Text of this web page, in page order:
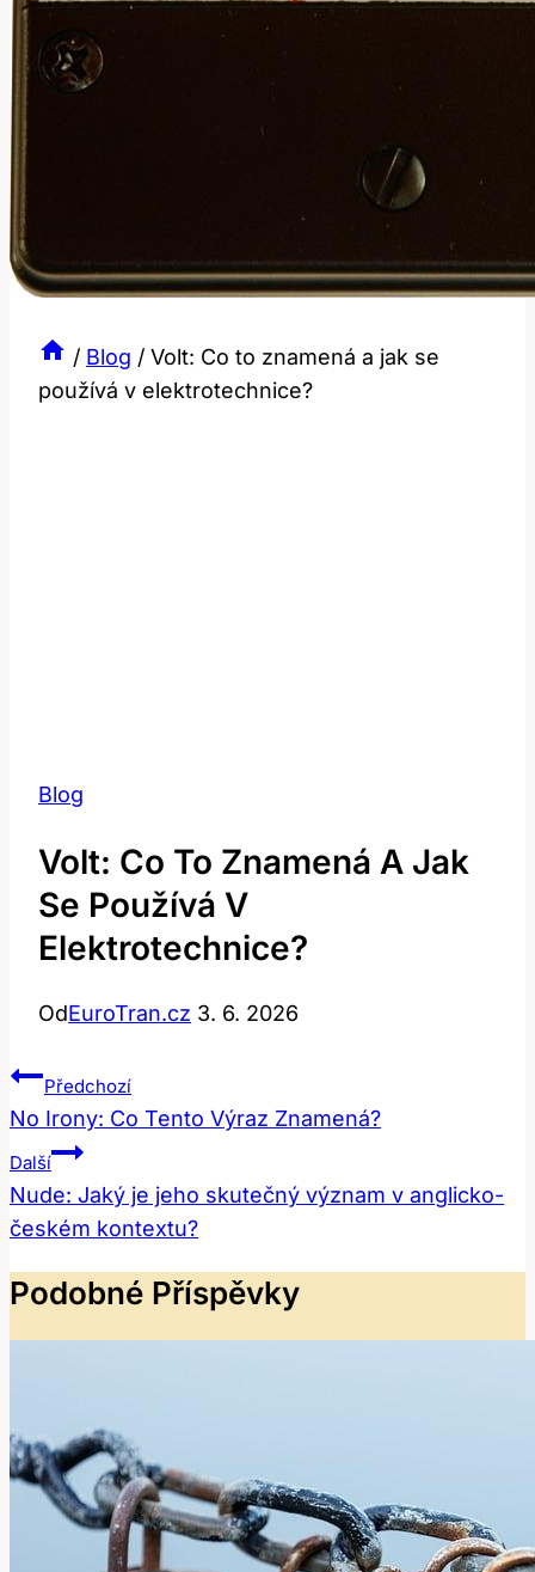
/ Blog / Volt: Co to znamená a jak se
používá v elektrotechnice?
Blog
Volt: Co To Znamená A Jak
Se Používá V
Elektrotechnice?
OdEuroTran.cz 3. 6. 2026
Navigace
Pro
Příspěvek
Předchozí
No Irony: Co Tento Výraz Znamená?
Další
Nude: Jaký je jeho skutečný význam v anglicko-
českém kontextu?
Podobné Příspěvky